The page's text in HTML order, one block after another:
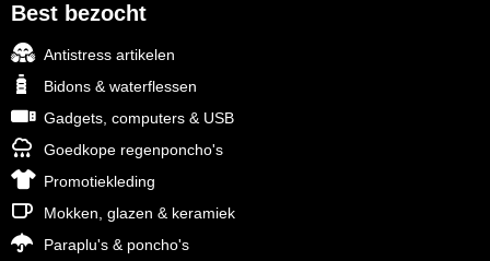
Best bezocht
Antistress artikelen
Bidons & waterflessen
Gadgets, computers & USB
Goedkope regenponcho's
Promotiekleding
Mokken, glazen & keramiek
Paraplu's & poncho's